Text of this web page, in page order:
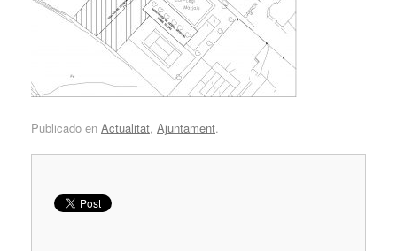
Publicado en Actualitat, Ajuntament.